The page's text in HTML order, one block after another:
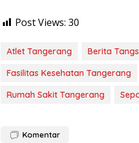
Post Views: 30
Atlet Tangerang Berita
Fasilitas Kesehatan Tangerang
Rumah Sakit Tangerang
Komentar